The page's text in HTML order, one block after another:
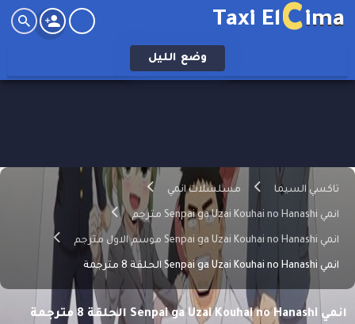
Taxi ElCima
وضع الليل
تاكسي السيما مسلسلات انمي
انمي Senpai ga Uzai Kouhai no Hanashi مترجم
انمي Senpai ga Uzai Kouhai no Hanashi موسم الاول مترجم
انمي Senpai ga Uzai Kouhai no Hanashi الحلقة 8 مترجمة
انمي Senpai ga Uzai Kouhai no Hanashi الحلقة 8 مترجمة